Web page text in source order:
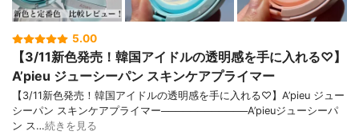
5.00
【3/11新色発売！韓国アイドルの透明感を手に入れる♡】
A’pieu ジューシーパン スキンケアプライマー
【3/11新色発売！韓国アイドルの透明感を手に入れる♡】A’pieu ジュー
シーパン スキンケアプライマー────────────A’pieuジューシーパ
ン ス…続きを見る